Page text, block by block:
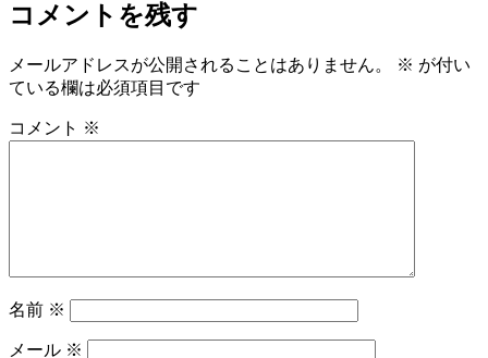
コメントを残す
メールアドレスが公開されることはありません。 ※ が付い
ている欄は必須項目です
コメント ※
名前 ※
メール ※